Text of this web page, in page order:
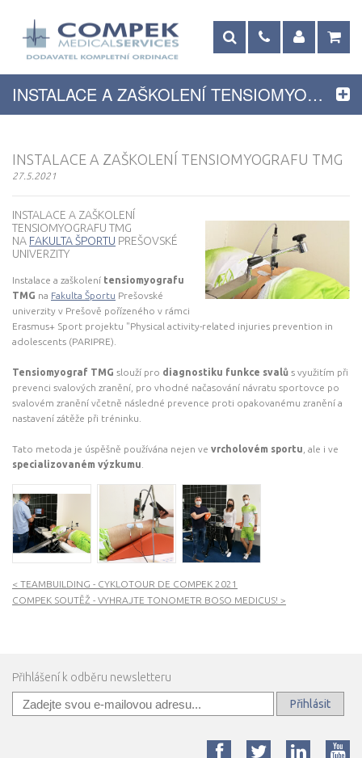
INSTALACE A ZAŠKOLENÍ TENSIOMYOGRAFU TMG
INSTALACE A ZAŠKOLENÍ TENSIOMYOGRAFU TMG
27.5.2021
INSTALACE A ZAŠKOLENÍ
TENSIOMYOGRAFU TMG
NA FAKULTA ŠPORTU PREŠOVSKÉ
UNIVERZITY
Instalace a zaškolení tensiomyografu
TMG na Fakulta Športu Prešovské
univerzity v Prešově pořízeného v rámci
Erasmus+ Sport projektu "Physical activity-related injuries prevention in
adolescents (PARIPRE).
Tensiomyograf TMG slouží pro diagnostiku funkce svalů s využitím při
prevenci svalových zranění, pro vhodné načasování návratu sportovce po
svalovém zranění včetně následné prevence proti opakovanému zranění a
nastavení zátěže při tréninku.
Tato metoda je úspěšně používána nejen ve vrcholovém sportu , ale i ve
specializovaném výzkumu
< TEAMBUILDING - CYKLOTOUR DE COMPEK 2021
COMPEK SOUTĚŽ - VYHRAJTE TONOMETR BOSO MEDICUS! >
Přihlášení k odběru newsletteru
Přihlásit